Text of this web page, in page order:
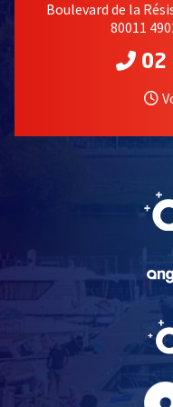
Boulevard de la
80011
02